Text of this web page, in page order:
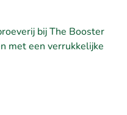
bij The Booster
met een verrukkelijke